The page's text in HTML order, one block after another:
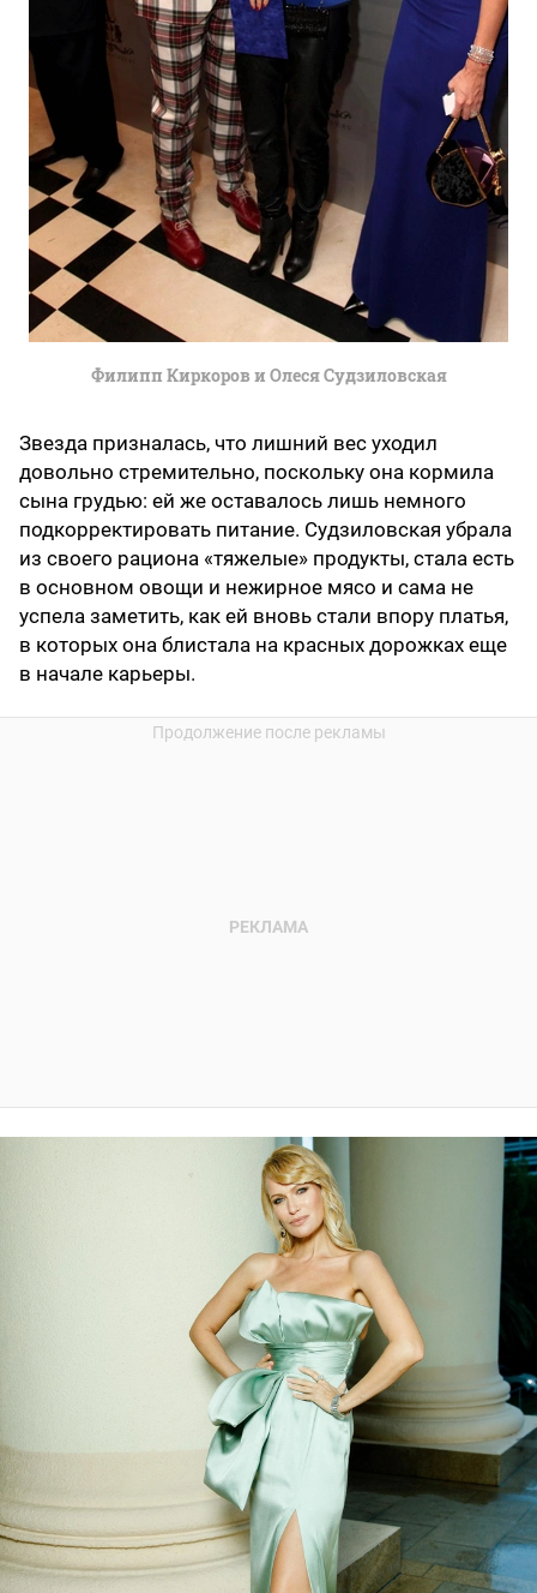
Филипп Киркоров и Олеся Судзиловская
Звезда призналась, что лишний вес уходил
довольно стремительно, поскольку она кормила
сына грудью: ей же оставалось лишь немного
подкорректировать питание. Судзиловская убрала
из своего рациона «тяжелые» продукты, стала есть
в основном овощи и нежирное мясо и сама не
успела заметить, как ей вновь стали впору платья,
в которых она блистала на красных дорожках еще
в начале карьеры.